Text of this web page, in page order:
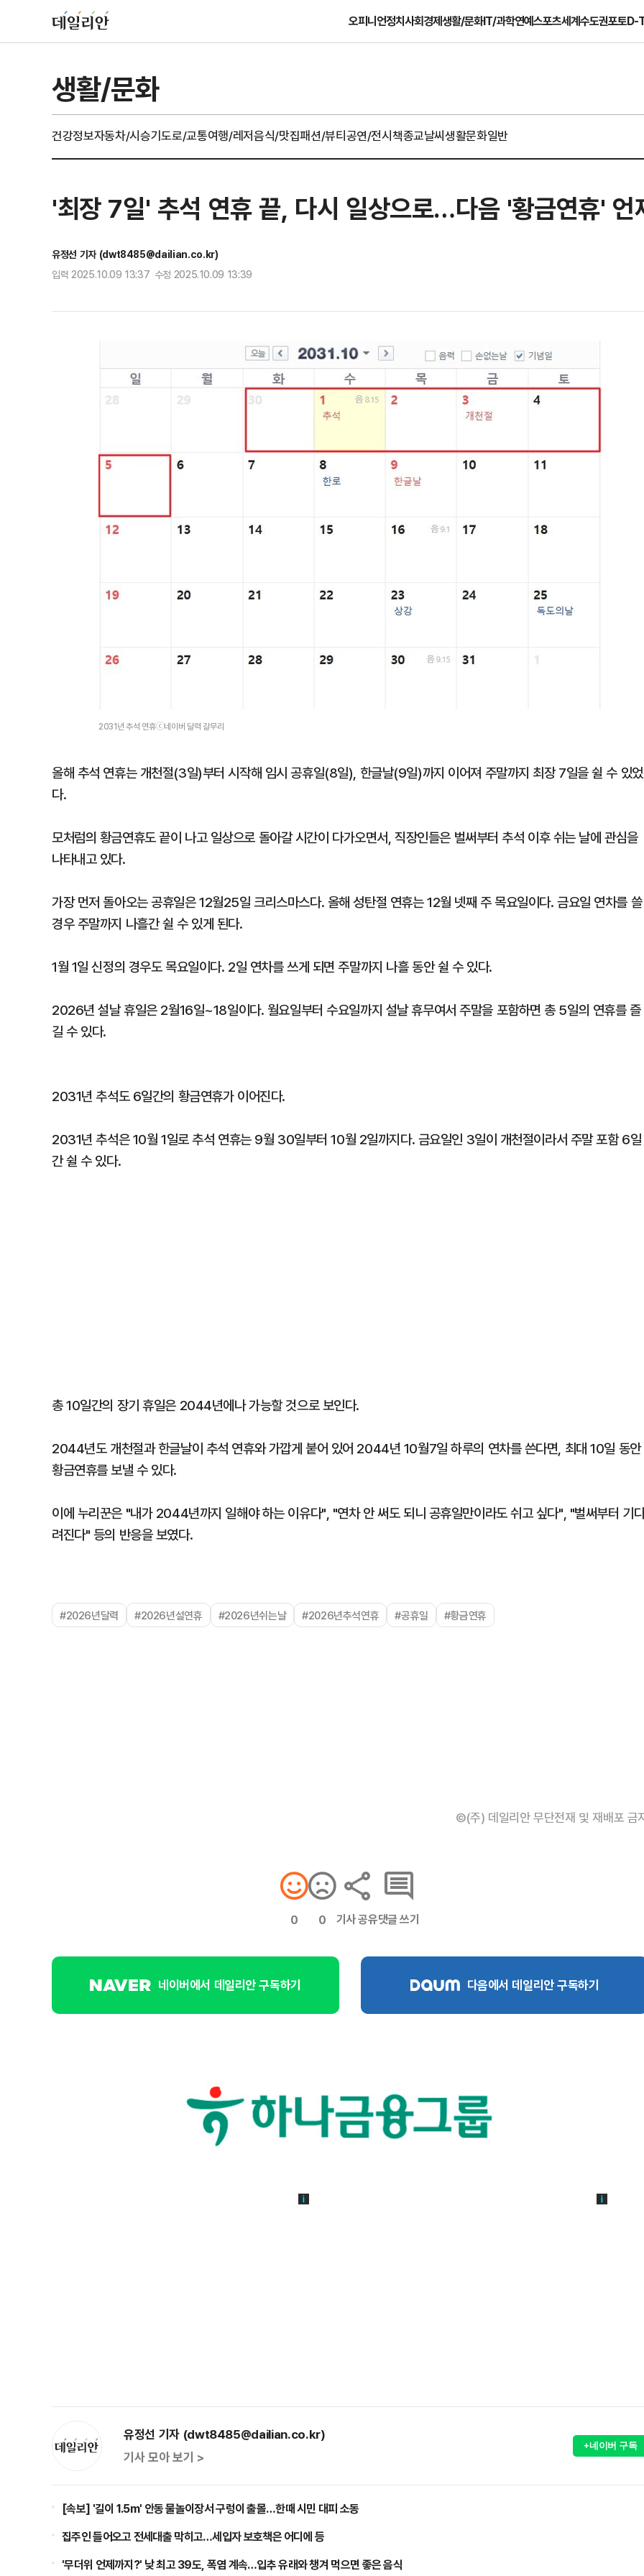
오피니언정치사회경제생활/문화IT/과학연예스포츠세계수도권포토D-
생활/문화
건강정보자동차/시승기도로/교통여행/레저음식/맛집패션/뷰티공연/전시책종교날씨생활문화일반
'최장 7일' 추석 연휴 끝, 다시 일상으로…다음 '황금연휴' 언
유정선 기자 (dwt8485@dailian.co.kr)
입력 2025.10.09 13:37 수정 2025.10.09 13:39
2031년 추석 연휴ⓒ네이버 달력 갈무리
올해 추석 연휴는 개천절(3일)부터 시작해 임시 공휴일(8일), 한글날(9일)까지 이어져 주말까지 최장 7일을 쉴 수 있었
다.
모처럼의 황금연휴도 끝이 나고 일상으로 돌아갈 시간이 다가오면서, 직장인들은 벌써부터 추석 이후 쉬는 날에 관심을
나타내고 있다.
가장 먼저 돌아오는 공휴일은 12월25일 크리스마스다. 올해 성탄절 연휴는 12월 넷째 주 목요일이다. 금요일 연차를 쓸
경우 주말까지 나흘간 쉴 수 있게 된다.
1월 1일 신정의 경우도 목요일이다. 2일 연차를 쓰게 되면 주말까지 나흘 동안 쉴 수 있다.
2026년 설날 휴일은 2월16일~18일이다. 월요일부터 수요일까지 설날 휴무여서 주말을 포함하면 총 5일의 연휴를 즐
길 수 있다.
2031년 추석도 6일간의 황금연휴가 이어진다.
2031년 추석은 10월 1일로 추석 연휴는 9월 30일부터 10월 2일까지다. 금요일인 3일이 개천절이라서 주말 포함 6일
간 쉴 수 있다.
총 10일간의 장기 휴일은 2044년에나 가능할 것으로 보인다.
2044년도 개천절과 한글날이 추석 연휴와 가깝게 붙어 있어 2044년 10월7일 하루의 연차를 쓴다면, 최대 10일 동안
황금연휴를 보낼 수 있다.
이에 누리꾼은 "내가 2044년까지 일해야 하는 이유다", "연차 안 써도 되니 공휴일만이라도 쉬고 싶다", "벌써부터 기
려진다" 등의 반응을 보였다.
#2026년달력 #2026년설연휴 #2026년쉬는날 #2026년추석연휴 #공휴일 #황금연휴
©(주) 데일리안 무단전재 및 재배포 금
0 0 기사 공유댓글 쓰기
네이버에서 데일리안 구독하기 다음에서 데일리안 구독하기
유정선 기자 (dwt8485@dailian.co.kr)
기사 모아 보기 >
+네이버 구독
[속보] '길이 1.5m' 안동 물놀이장서 구렁이 출몰…한때 시민 대피 소동
집주인 들어오고 전세대출 막히고…세입자 보호책은 어디에 등
'무더위 언제까지?' 낮 최고 39도, 폭염 계속…입추 유래와 챙겨 먹으면 좋은 음식
1
송영길·김민석, '조희대 탄핵
2박 3일 '입소'…각개전투·야